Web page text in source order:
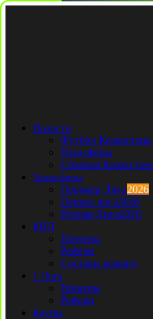
Новости
Футбол Казахстана
Трансферы
Сборная
Трансферы
Премьер Лига2026
Первая лига2026
Вторая Лига2026
КПЛ
Тренеры
Рефери
Составы команд
1 Лига
Тренеры
Рефери
Клубы